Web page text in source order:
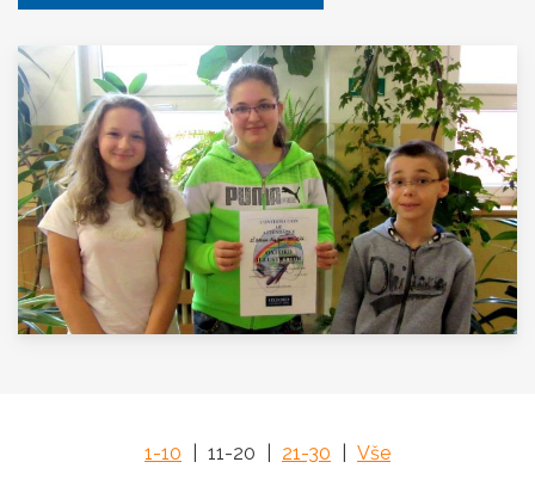
1-10 11-20 21-30 Vše